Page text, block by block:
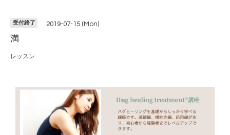
受付終了 2019-07-15 (Mon)
満
レッスン